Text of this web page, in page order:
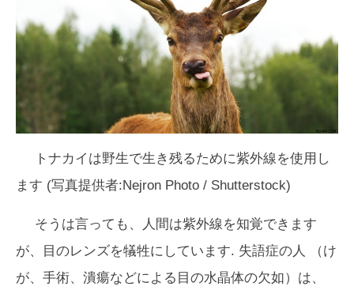
トナカイは野生で生き残るために紫外線を使用し
ます (写真提供者:Nejron Photo / Shutterstock)
そうは言っても、人間は紫外線を知覚できます
が、目のレンズを犠牲にしています. 失語症の人 （け
が、手術、潰瘍などによる目の水晶体の欠如）は、